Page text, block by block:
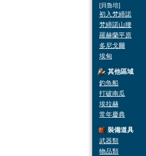
[貝魯培]
初入梵締諾
梵締諾山腰
羅赫蘭平原
多尼戈爾
埃甸
其他區域
釣魚船
打破南瓜
埃拉赫
常年慶典
裝備道具
武器類
物品類